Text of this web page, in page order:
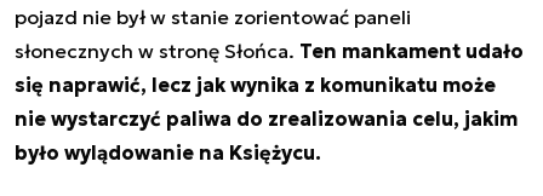
pojazd nie był w stanie zorientować paneli
słonecznych w stronę Słońca. Ten mankament udało
się naprawić, lecz jak wynika z komunikatu może
nie wystarczyć paliwa do zrealizowania celu, jakim
było wylądowanie na Księżycu.